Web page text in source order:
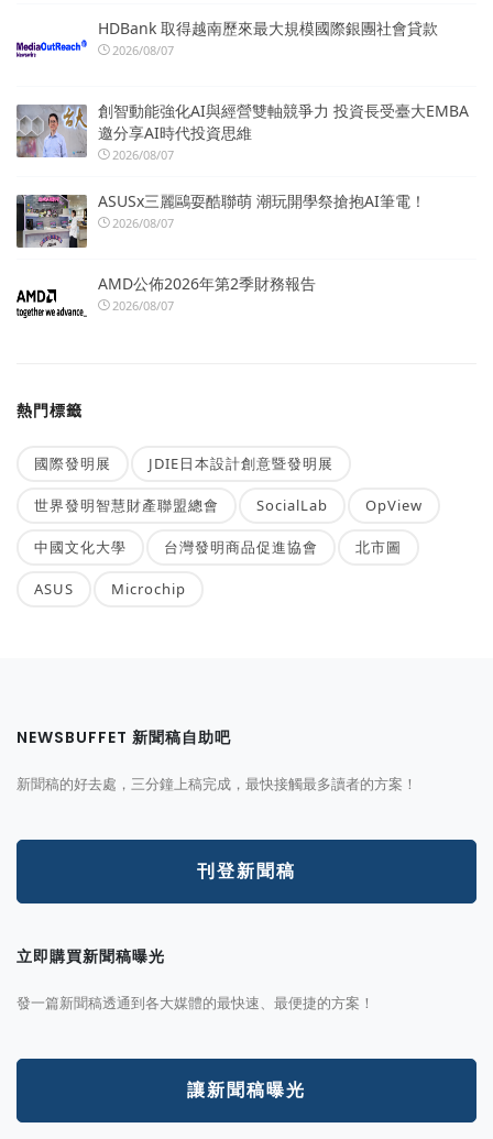
HDBank 取得越南歷來最大規模國際銀團社會貸款
2026/08/07
創智動能強化AI與經營雙軸競爭力 投資長受臺大EMBA
邀分享AI時代投資思維
2026/08/07
ASUSx三麗鷗耍酷聯萌 潮玩開學祭搶抱AI筆電！
2026/08/07
AMD公佈2026年第2季財務報告
2026/08/07
熱門標籤
國際發明展 JDIE日本設計創意暨發明展
世界發明智慧財產聯盟總會 SocialLab OpView
中國文化大學 台灣發明商品促進協會 北市圖
ASUS Microchip
NEWSBUFFET 新聞稿自助吧
新聞稿的好去處，三分鐘上稿完成，最快接觸最多讀者的方案！
刊登新聞稿
立即購買新聞稿曝光
發一篇新聞稿透通到各大媒體的最快速、最便捷的方案！
讓新聞稿曝光